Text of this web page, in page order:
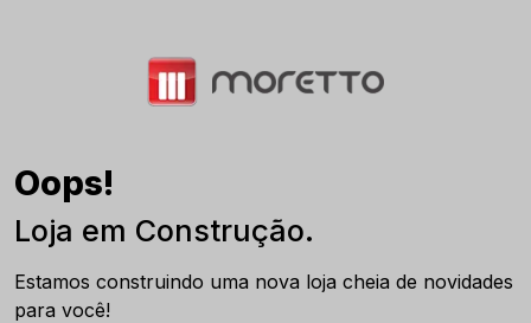
Oops!
Loja em Construção.
Estamos construindo uma nova loja cheia de novidades
para você!